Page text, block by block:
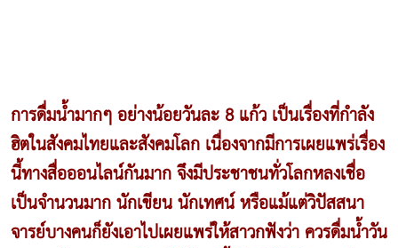
การดื่มน้ำมากๆ อย่างน้อยวันละ 8 แก้ว เป็นเรื่องที่กำลัง
ฮิตในสังคมไทยและสังคมโลก เนื่องจากมีการเผยแพร่เรื่อง
นี้ทางสื่อออนไลน์กันมาก จึงมีประชาชนทั่วโลกหลงเชื่อ
เป็นจำนวนมาก นักเขียน นักเทศน์ หรือแม้แต่วิปัสสนา
จารย์บางคนก็ยังเอาไปเผยแพร่ให้สาวกฟังว่า ควรดื่มน้ำวัน